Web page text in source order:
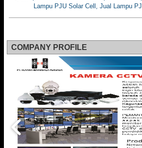
Lampu PJU Solar Cell, Jual Lampu
COMPANY PROFILE